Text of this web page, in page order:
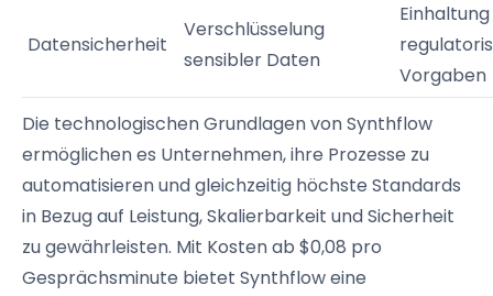
Datensicherheit
Verschlüsselung
sensibler Daten
Einhaltung
Vorgaben
Die technologischen Grundlagen von Synthflow
ermöglichen es Unternehmen, ihre Prozesse zu
automatisieren und gleichzeitig höchste Standards
in Bezug auf Leistung, Skalierbarkeit und Sicherheit
zu gewährleisten. Mit Kosten ab $0,08 pro
Gesprächsminute bietet Synthflow eine